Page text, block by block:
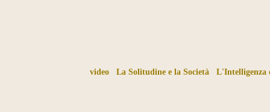
video La Solitudine e la Società L'Intelligenza